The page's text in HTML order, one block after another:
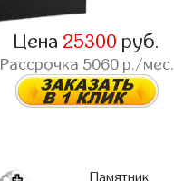
Цена 25300 руб.
Рассрочка 5060р./мес.
Памятник